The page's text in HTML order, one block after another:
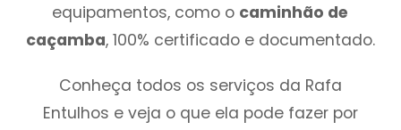
equipamentos, como o caminhão de
caçamba, 100% certificado e documentado.
Conheça todos os serviços da Rafa
Entulhos e veja o que ela pode fazer por